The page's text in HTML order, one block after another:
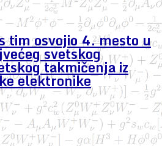
tim osvojio 4. mesto u
svetskog
takmičenja iz
elektronike